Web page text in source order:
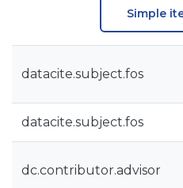
Simple
datacite.subject.fos
datacite.subject.fos
dc.contributor.advisor